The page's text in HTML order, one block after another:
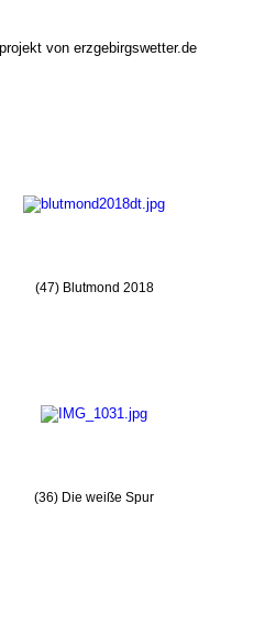
von erzgebirgswetter.de
(47) Blutmond 2018
(36) Die weiße Spur